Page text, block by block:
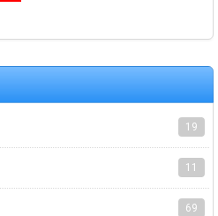
19
11
69